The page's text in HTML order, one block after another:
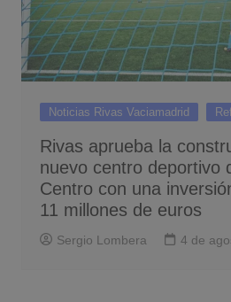
Noticias Rivas Vaciamadrid
Rivas aprueba la
nuevo centro deportivo
Centro con una
11 millones de euros
Sergio Lombera 4 de